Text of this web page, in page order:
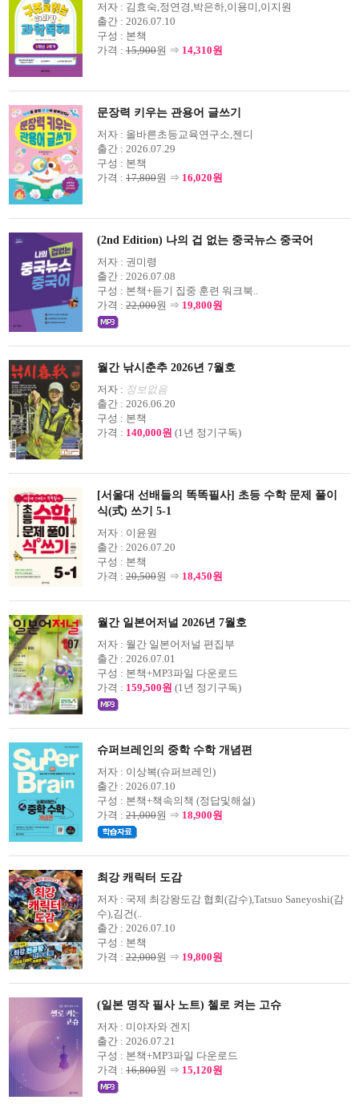
저자 : 김효숙,정연경,박은하,이용미,이지원
출간 : 2026.07.10
구성 : 본책
가격 : 15,900원 ⇒ 14,310원
문장력 키우는 관용어 글쓰기
저자 : 올바른초등교육연구소,젠디
출간 : 2026.07.29
구성 : 본책
가격 : 17,800원 ⇒ 16,020원
(2nd Edition) 나의 겁 없는 중국뉴스 중국어
저자 : 권미령
출간 : 2026.07.08
구성 : 본책+듣기 집중 훈련 워크북..
가격 : 22,000원 ⇒ 19,800원
월간 낚시춘추 2026년 7월호
저자 : 정보없음
출간 : 2026.06.20
구성 : 본책
가격 : 140,000원 (1년 정기구독)
[서울대 선배들의 똑똑필사] 초등 수학 문제 풀이
식(式) 쓰기 5-1
저자 : 이윤원
출간 : 2026.07.20
구성 : 본책
가격 : 20,500원 ⇒ 18,450원
월간 일본어저널 2026년 7월호
저자 : 월간 일본어저널 편집부
출간 : 2026.07.01
구성 : 본책+MP3파일 다운로드
가격 : 159,500원 (1년 정기구독)
슈퍼브레인의 중학 수학 개념편
저자 : 이상복(슈퍼브레인)
출간 : 2026.07.10
구성 : 본책+책속의책 (정답및해설)
가격 : 21,000원 ⇒ 18,900원
최강 캐릭터 도감
저자 : 국제 최강왕도감 협회(감수),Tatsuo Saneyoshi(감
수),김건(..
출간 : 2026.07.10
구성 : 본책
가격 : 22,000원 ⇒ 19,800원
(일본 명작 필사 노트) 첼로 켜는 고슈
저자 : 미야자와 겐지
출간 : 2026.07.21
구성 : 본책+MP3파일 다운로드
가격 : 16,800원 ⇒ 15,120원